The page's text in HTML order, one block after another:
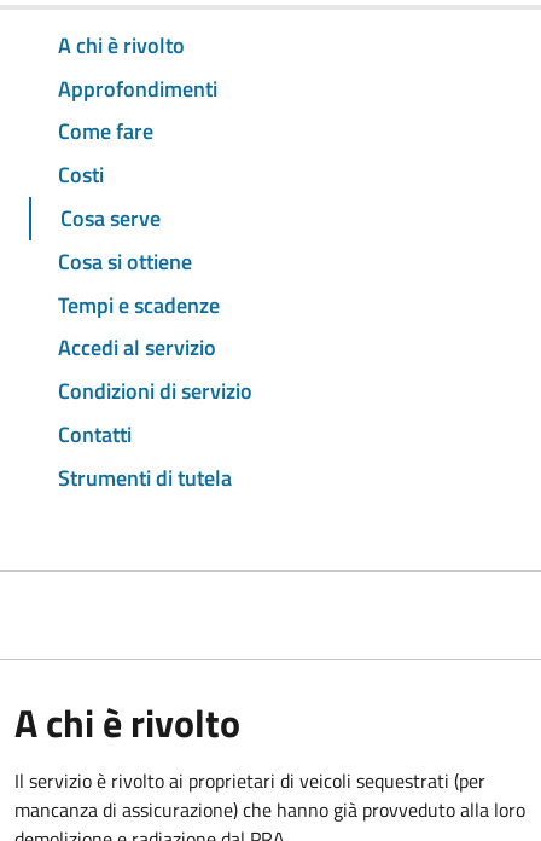
A chi è rivolto
Approfondimenti
Come fare
Costi
Cosa serve
Cosa si ottiene
Tempi e scadenze
Accedi al servizio
Condizioni di servizio
Contatti
Strumenti di tutela
A chi è rivolto
Il servizio è rivolto ai proprietari di veicoli sequestrati (per
mancanza di assicurazione) che hanno già provveduto alla loro